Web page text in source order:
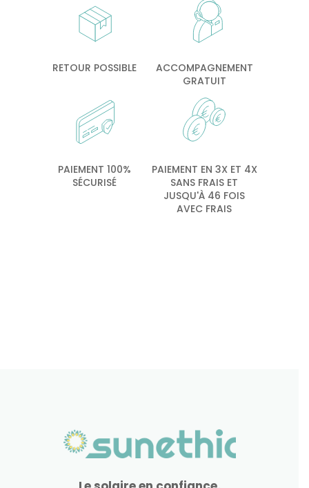
RETOUR POSSIBLE
ACCOMPAGNEMENT
GRATUIT
PAIEMENT 100%
SÉCURISÉ
PAIEMENT EN 3X ET 4X
SANS FRAIS ET
JUSQU'À 46 FOIS
AVEC FRAIS
plus rentable